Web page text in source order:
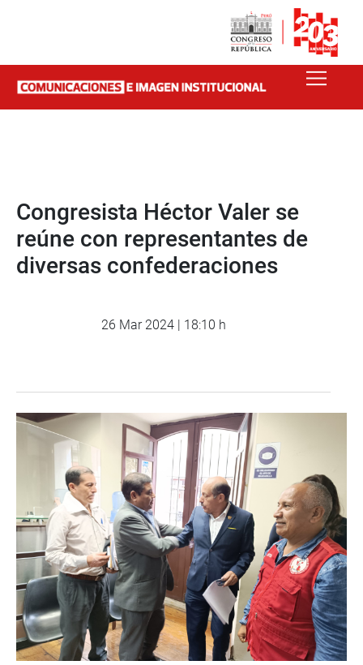
Congresista Héctor Valer se
reúne con representantes de
diversas confederaciones
26 Mar 2024 | 18:10 h